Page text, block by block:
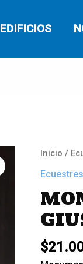
EDIFICIOS
Inicio /
Ecuestres
$
ecuestre
Giuseppe
Garibaldi
cantidad